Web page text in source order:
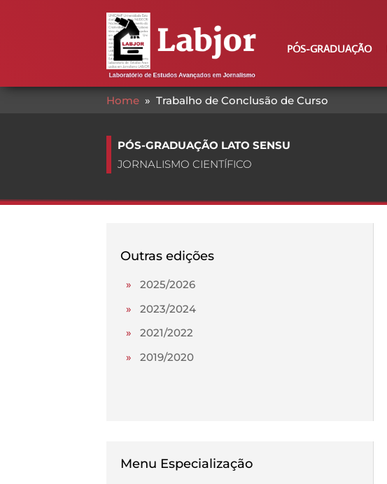
PÓS-GRADUAÇÃO
Home » Trabalho de Conclusão de Curso
PÓS-GRADUAÇÃO LATO SENSU
JORNALISMO CIENTÍFICO
Outras edições
» 2025/2026
» 2023/2024
» 2021/2022
» 2019/2020
Menu Especialização